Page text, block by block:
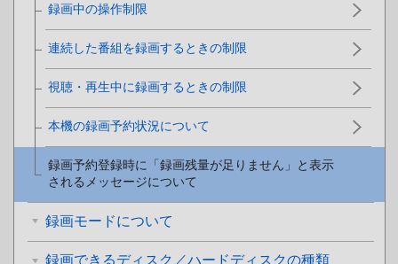
録画中の操作制限
連続した番組を録画するときの制限
視聴・再生中に録画するときの制限
本機の録画予約状況について
録画予約登録時に「録画残量が足りません」と表示
されるメッセージについて
録画モードについて
録画できるディスク／ハードディスクの種類